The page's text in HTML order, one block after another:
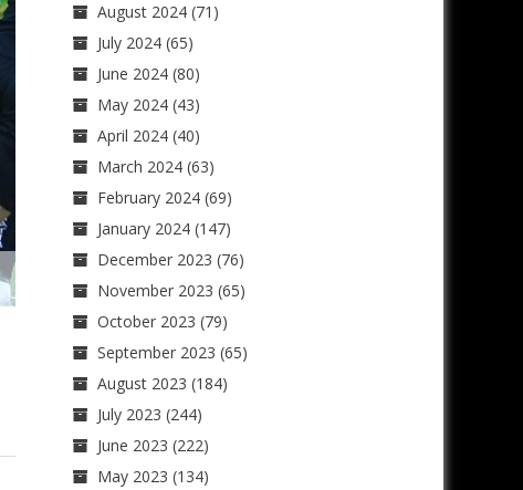
August 2024(71)
July 2024(65)
June 2024(80)
May 2024(43)
April 2024(40)
March 2024(63)
February 2024(69)
January 2024(147)
December 2023 (76)
November 2023 (65)
October 2023 (79)
September 2023 (65)
August 2023 (184)
July 2023 (244)
June 2023 (222)
May 2023 (134)